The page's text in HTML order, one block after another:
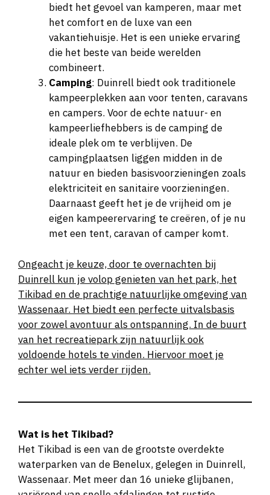
biedt het gevoel van kamperen, maar met
het comfort en de luxe van een
vakantiehuisje. Het is een unieke ervaring
die het beste van beide werelden
combineert.
Camping: Duinrell biedt ook traditionele
kampeerplekken aan voor tenten, caravans
en campers. Voor de echte natuur- en
kampeerliefhebbers is de camping de
ideale plek om te verblijven. De
campingplaatsen liggen midden in de
natuur en bieden basisvoorzieningen zoals
elektriciteit en sanitaire voorzieningen.
Daarnaast geeft het je de vrijheid om je
eigen kampeerervaring te creëren, of je nu
met een tent, caravan of camper komt.
Ongeacht je keuze, door te overnachten bij
Duinrell kun je volop genieten van het park, het
Tikibad en de prachtige natuurlijke omgeving van
Wassenaar. Het biedt een perfecte uitvalsbasis
voor zowel avontuur als ontspanning. In de buurt
van het recreatiepark zijn natuurlijk ook
voldoende hotels te vinden. Hiervoor moet je
echter wel iets verder rijden.
Wat is het Tikibad?
Het Tikibad is een van de grootste overdekte
waterparken van de Benelux, gelegen in Duinrell,
Wassenaar. Met meer dan 16 unieke glijbanen,